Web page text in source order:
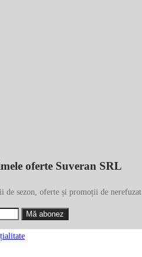
oferte Suveran SRL
de sezon, oferte și promoții de nerefuzat.